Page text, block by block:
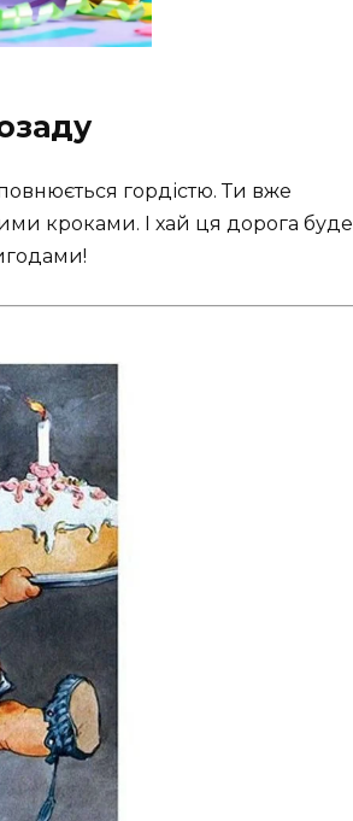
гордістю. Ти вже
кроками. І хай ця дорога буде